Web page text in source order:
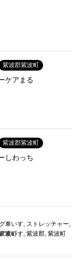
紫波郡紫波町
ケアまる
車いす, ストレッチャー,
波町
紫波郡紫波町
しわっち
車いす, 紫波郡, 紫波町